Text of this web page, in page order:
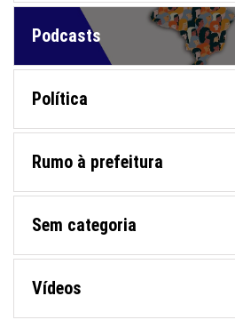
Podcasts
Política
Rumo à prefeitura
Sem categoria
Vídeos